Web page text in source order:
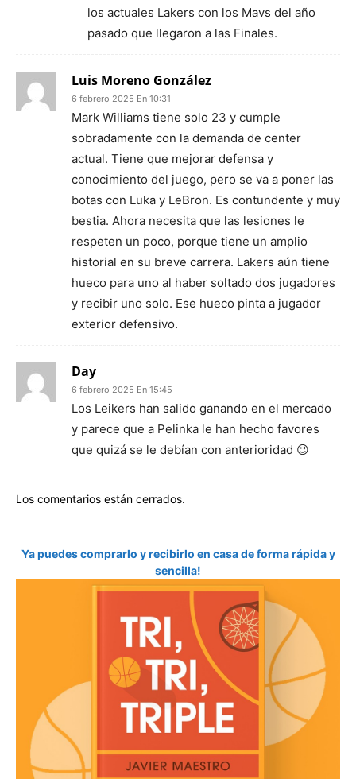
los actuales Lakers con los Mavs del año
pasado que llegaron a las Finales.
Luis Moreno González
6 febrero 2025 En 10:31
Mark Williams tiene solo 23 y cumple
sobradamente con la demanda de center
actual. Tiene que mejorar defensa y
conocimiento del juego, pero se va a poner las
botas con Luka y LeBron. Es contundente y muy
bestia. Ahora necesita que las lesiones le
respeten un poco, porque tiene un amplio
historial en su breve carrera. Lakers aún tiene
hueco para uno al haber soltado dos jugadores
y recibir uno solo. Ese hueco pinta a jugador
exterior defensivo.
Day
6 febrero 2025 En 15:45
Los Leikers han salido ganando en el mercado
y parece que a Pelinka le han hecho favores
que quizá se le debían con anterioridad 😉
Los comentarios están cerrados.
Ya puedes comprarlo y recibirlo en casa de forma rápida y
sencilla!